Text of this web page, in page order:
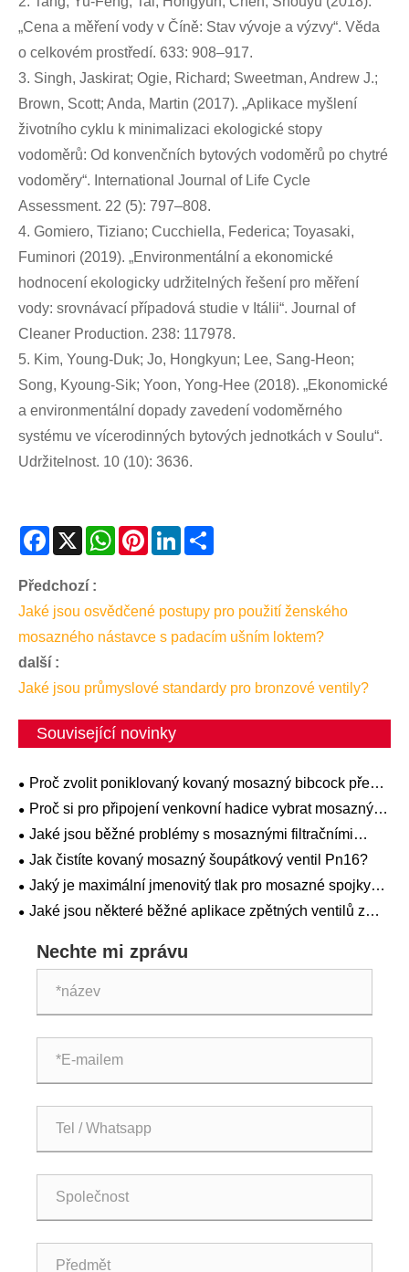
„Cena a měření vody v Číně: Stav vývoje a výzvy“. Věda
o celkovém prostředí. 633: 908–917.
3. Singh, Jaskirat; Ogie, Richard; Sweetman, Andrew J.;
Brown, Scott; Anda, Martin (2017). „Aplikace myšlení
životního cyklu k minimalizaci ekologické stopy
vodoměrů: Od konvenčních bytových vodoměrů po chytré
vodoměry“. International Journal of Life Cycle
Assessment. 22 (5): 797–808.
4. Gomiero, Tiziano; Cucchiella, Federica; Toyasaki,
Fuminori (2019). „Environmentální a ekonomické
hodnocení ekologicky udržitelných řešení pro měření
vody: srovnávací případová studie v Itálii“. Journal of
Cleaner Production. 238: 117978.
5. Kim, Young-Duk; Jo, Hongkyun; Lee, Sang-Heon;
Song, Kyoung-Sik; Yoon, Yong-Hee (2018). „Ekonomické
a environmentální dopady zavedení vodoměrného
systému ve vícerodinných bytových jednotkách v Soulu“.
Udržitelnost. 10 (10): 3636.
Facebook
X WhatsAppPinterestLinkedIn
Předchozí :
Jaké jsou osvědčené postupy pro použití ženského
mosazného nástavce s padacím ušním loktem?
další :
Jaké jsou průmyslové standardy pro bronzové ventily?
Související novinky
Proč zvolit poniklovaný kovaný mosazný bibcock před
jinými možnostmi
Proč si pro připojení venkovní hadice vybrat mosazný
kohoutek s rukojetí T?
Jaké jsou běžné problémy s mosaznými filtračními
ventily Y a jak je opravit?
Jak čistíte kovaný mosazný šoupátkový ventil Pn16?
Jaký je maximální jmenovitý tlak pro mosazné spojky
PEX A?
Jaké jsou některé běžné aplikace zpětných ventilů z
Nechte mi zprávu